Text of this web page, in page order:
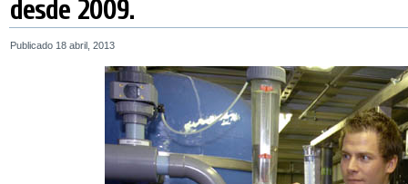
desde 2009.
Publicado 18 abril, 2013